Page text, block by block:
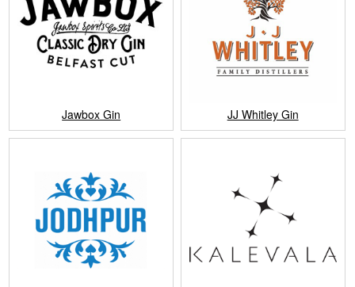
Jawbox Gin JJ Whitley Gin